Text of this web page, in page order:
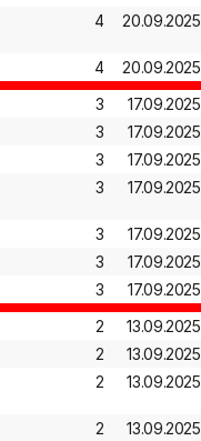
4
20.09.2025
4 20.09.2025
3
17.09.2025
3
17.09.2025
3
17.09.2025
3
17.09.2025
3 17.09.2025
3
17.09.2025
3
17.09.2025
2
13.09.2025
2
13.09.2025
2
13.09.2025
2 13.09.2025